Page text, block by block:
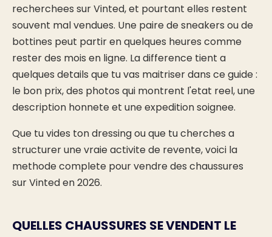
recherchees sur Vinted, et pourtant elles restent
souvent mal vendues. Une paire de sneakers ou de
bottines peut partir en quelques heures comme
rester des mois en ligne. La difference tient a
quelques details que tu vas maitriser dans ce guide :
le bon prix, des photos qui montrent l'etat reel, une
description honnete et une expedition soignee.
Que tu vides ton dressing ou que tu cherches a
structurer une vraie activite de revente, voici la
methode complete pour vendre des chaussures
sur Vinted en 2026.
QUELLES CHAUSSURES SE VENDENT LE